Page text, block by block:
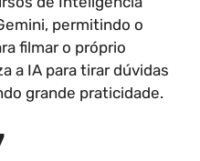
permitindo o
filmar o próprio
a IA para tirar dúvidas
grande praticidade.